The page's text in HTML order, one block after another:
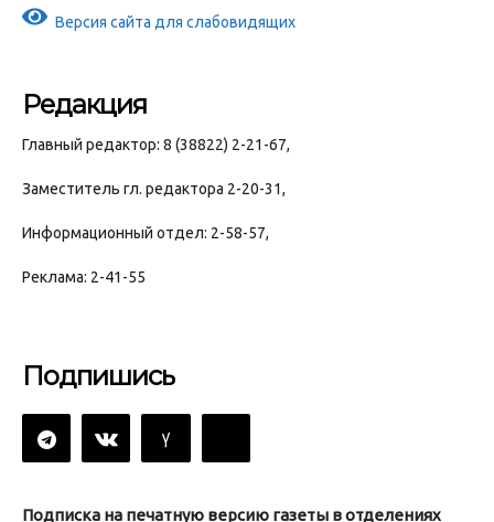
Версия сайта для слабовидящих
Редакция
Главный редактор: 8 (38822) 2-21-67,
Заместитель гл. редактора 2-20-31,
Информационный отдел: 2-58-57,
Реклама: 2-41-55
Подпишись
Подписка на печатную версию газеты в отделениях